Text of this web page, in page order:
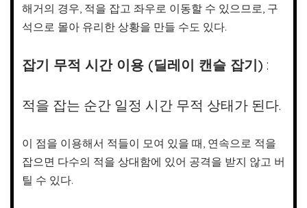
해거의 경우, 적을 잡고 좌우로 이동할 수 있으므로, 구
석으로 몰아 유리한 상황을 만들 수도 있다.
잡기 무적 시간 이용 (딜레이 캔슬 잡기) :
적을 잡는 순간 일정 시간 무적 상태가 된다.
이 점을 이용해서 적들이 모여 있을 때, 연속으로 적을
잡으면 다수의 적을 상대함에 있어 공격을 받지 않고 버
틸 수 있다.